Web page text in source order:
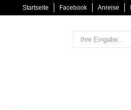
Startseite Facebook Anreise